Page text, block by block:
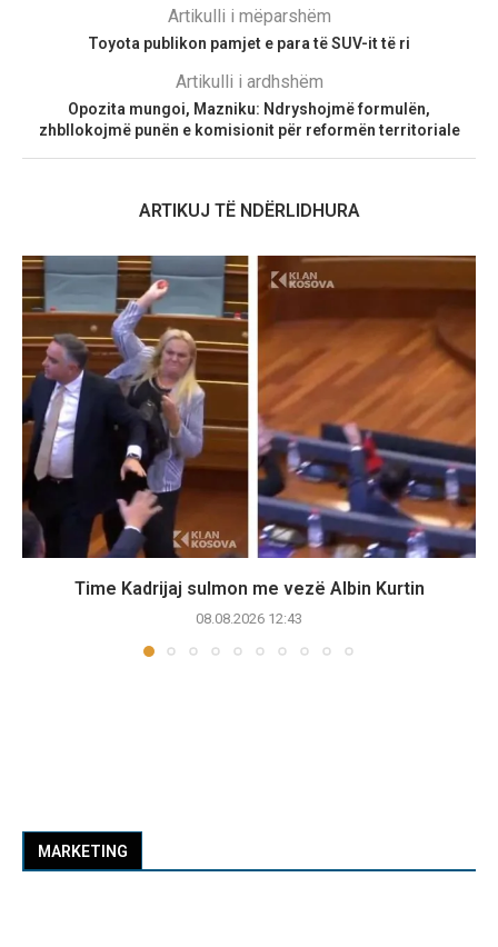
Artikulli i mëparshëm
Toyota publikon pamjet e para të SUV-it të ri
Artikulli i ardhshëm
Opozita mungoi, Mazniku: Ndryshojmë formulën,
zhbllokojmë punën e komisionit për reformën territoriale
ARTIKUJ TË NDËRLIDHURA
Time Kadrijaj sulmon me vezë Albin Kurtin
08.08.2026 12:43
MARKETING